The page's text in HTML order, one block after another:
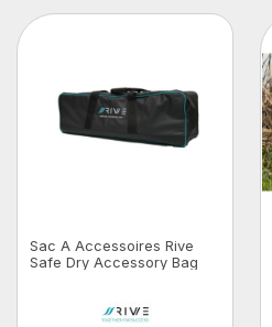
Sac A Accessoires Rive
Safe Dry Accessory Bag